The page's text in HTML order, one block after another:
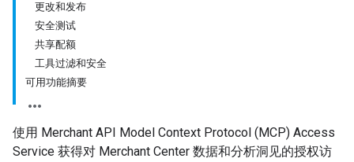
更改和发布
安全测试
共享配额
工具过滤和安全
可用功能摘要
使用 Merchant API Model Context Protocol (MCP) Access
Service 获得对 Merchant Center 数据和分析洞见的授权访